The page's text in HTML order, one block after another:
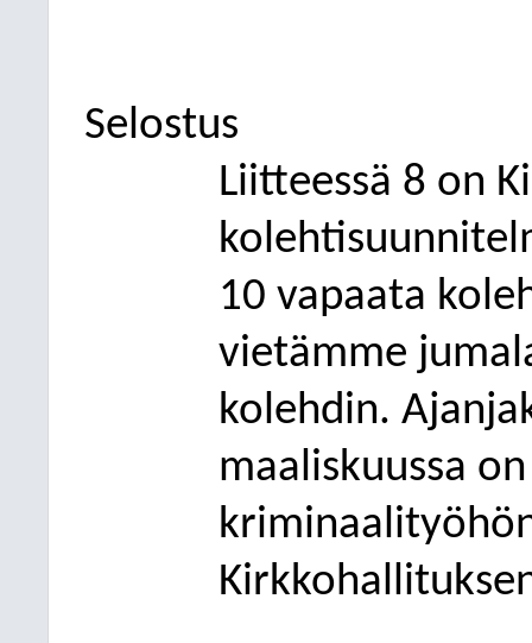
Selostus
Liitteessä 8 on
10 vapaata
vietämme
kolehdin.
maaliskuussa